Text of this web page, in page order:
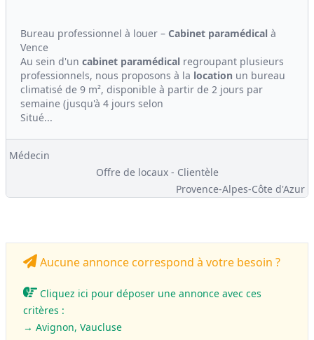
Bureau professionnel à louer – Cabinet paramédical à
Vence
Au sein d'un cabinet paramédical regroupant plusieurs
professionnels, nous proposons à la location un bureau
climatisé de 9 m², disponible à partir de 2 jours par
semaine (jusqu'à 4 jours selon
Situé...
Médecin
Offre de locaux - Clientèle
Provence-Alpes-Côte d'Azur
Aucune annonce correspond à votre besoin ?
Cliquez ici pour déposer une annonce avec ces
critères :
→ Avignon, Vaucluse